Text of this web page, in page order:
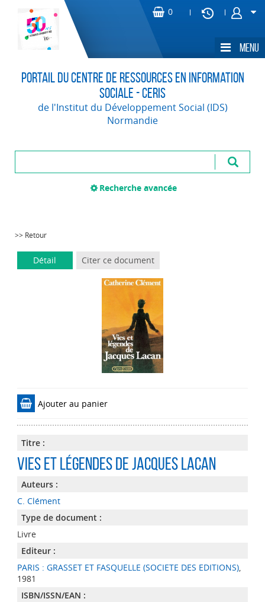
Portail du Centre de Ressources en Information
Sociale - CERIS
de l'Institut du Développement Social (IDS)
Normandie
Recherche avancée
>> Retour
Détail Citer ce document
Ajouter au panier
Titre :
Vies et légendes de Jacques Lacan
Auteurs :
C. Clément
Type de document :
Livre
Editeur :
PARIS : GRASSET ET FASQUELLE (SOCIETE DES EDITIONS),
1981
ISBN/ISSN/EAN :